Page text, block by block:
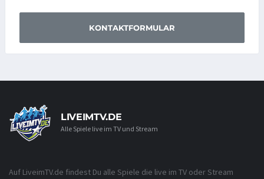
KONTAKTFORMULAR
LIVEIMTV.DE
Alle Spiele live im TV und Stream
Auf LiveimTV.de findest Du alle Spiele die live im TV oder Stream